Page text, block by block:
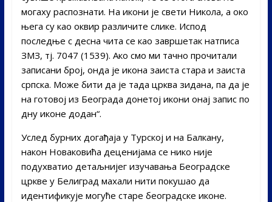
могаху распознати. На икони је свети Никола, а око
њега су као оквир различите слике. Испод
последње с десна чита се као завршетак натписа
ЗМЗ, тј. 7047 (1539). Ако смо ми тачно прочитали
записани број, онда је икона заиста стара и заиста
српска. Може бити да је тада црква зидана, па да је
на готовој из Београда донетој икони онај запис по
дну иконе додан“.
Услед бурних догађаја у Турској и на Балкану,
након Новаковића деценијама се нико није
подухватио детаљнијег изучавања Београдске
цркве у Белиград махали нити покушао да
идентификује могуће старе београдске иконе.